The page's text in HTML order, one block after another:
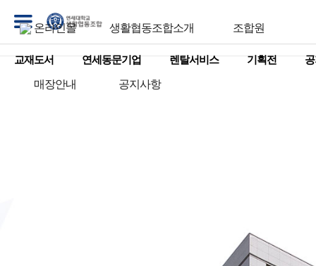
교재도서 연세동문기업 렌탈서비스 기획전
온라인몰 생활협동조합소개 조합원
매장안내 공지사항